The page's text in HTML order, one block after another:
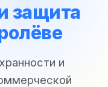
защита
и